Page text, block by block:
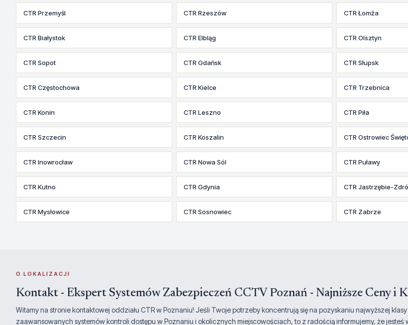
CTR Przemyśl CTR Rzeszów CTR Łomża
CTR Białystok CTR Elbląg CTR Olsztyn
CTR Sopot CTR Gdańsk CTR Słupsk
CTR Częstochowa CTR Kielce CTR Trzebnica
CTR Konin CTR Leszno CTR Piła
CTR Szczecin CTR Koszalin CTR Ostrowiec
CTR Inowrocław CTR Nowa Sól CTR Puławy
CTR Kutno CTR Gdynia CTR Jastrzębie-
CTR Mysłowice CTR Sosnowiec CTR Zabrze
O LOKALIZACJI
Kontakt - Ekspert Systemów Zabezpieczeń CCTV Poznań - Najniższe Ceny i
Witamy na stronie kontaktowej oddziału CTR w Poznaniu! Jeśli Twoje potrzeby koncentrują się na pozyskaniu najwyższej
zaawansowanych systemów kontroli dostępu w Poznaniu i okolicznych miejscowościach, to z radością informujemy, że